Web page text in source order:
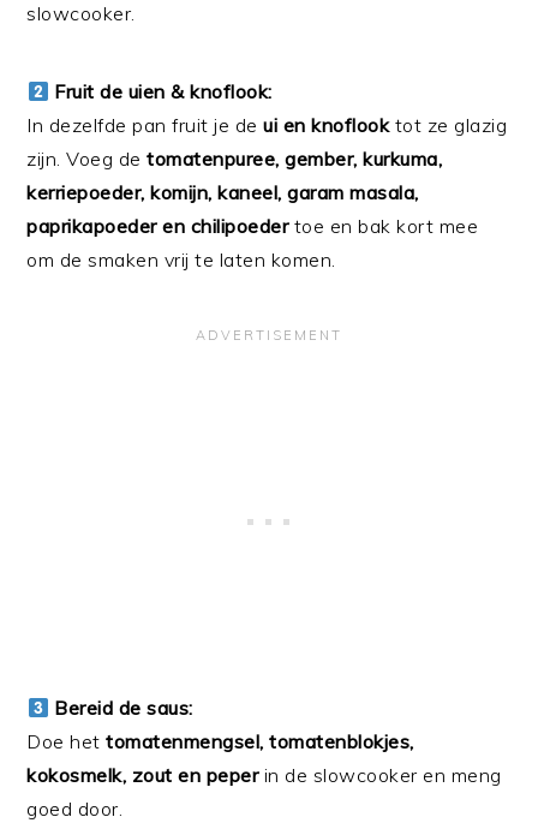
slowcooker.
Fruit de uien & knoflook:
In dezelfde pan fruit je deui en knoflooktot ze glazig
zijn. Voeg detomatenpuree, gember, kurkuma,
kerriepoeder, komijn, kaneel, garam masala,
paprikapoeder en chilipoedertoe en bak kort mee
om de smaken vrij te laten komen.
Bereid de saus:
Doe hettomatenmengsel, tomatenblokjes,
kokosmelk, zout en peperin de slowcooker en meng
goed door.